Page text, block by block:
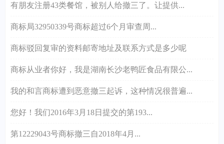
有朋友注册43类餐馆，被别人给撤三了。让提供...
商标局32950339号商标超过6个月审查周...
商标驳回复审的资料邮寄地址及联系方式是多少呢
商标从业者你好，我是湖南长沙老鸭匠食品有限公...
我的和言商标遭到恶意撤三起诉，这种情况很普遍...
您好！我们2016年3月18日提交的第193...
第12229043号商标撤三自2018年4月...